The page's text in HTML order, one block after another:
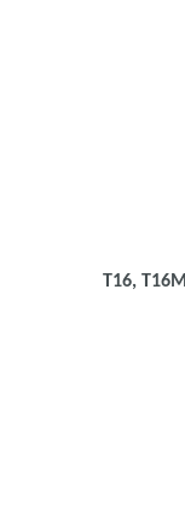
Т16, Т16М